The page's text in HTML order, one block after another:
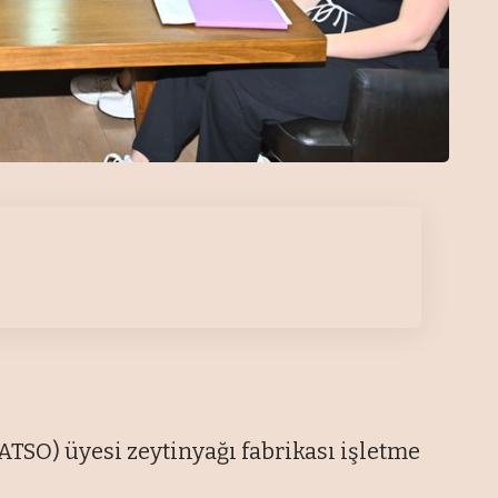
üyesi zeytinyağı fabrikası işletme